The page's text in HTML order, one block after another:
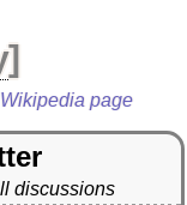
]
Wikipedia page
discussions